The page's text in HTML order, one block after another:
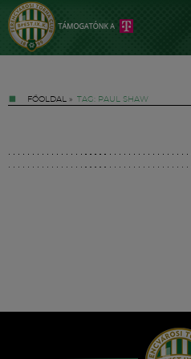
FŐOLDAL » TAG: PAUL SHAW
Hírek